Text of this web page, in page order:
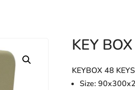
KEY BOX
KEYBOX 48 KEYS
Size: